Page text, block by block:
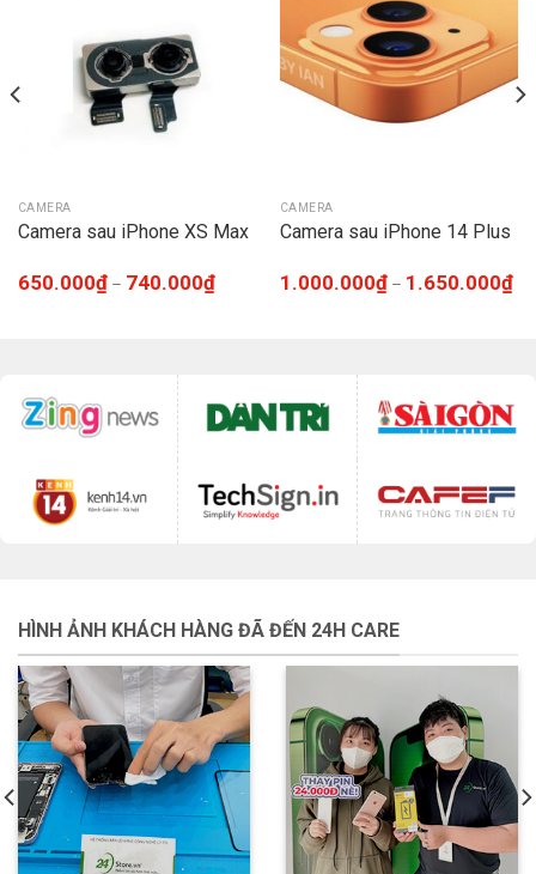
CAMERA
Camera sau iPhone XS Max
650.000₫– 740.000₫
CAMERA
Camera sau iPhone 14 Plus
1.000.000₫– 1.650.000₫
HÌNH ẢNH KHÁCH HÀNG ĐÃ ĐẾN 24H CARE